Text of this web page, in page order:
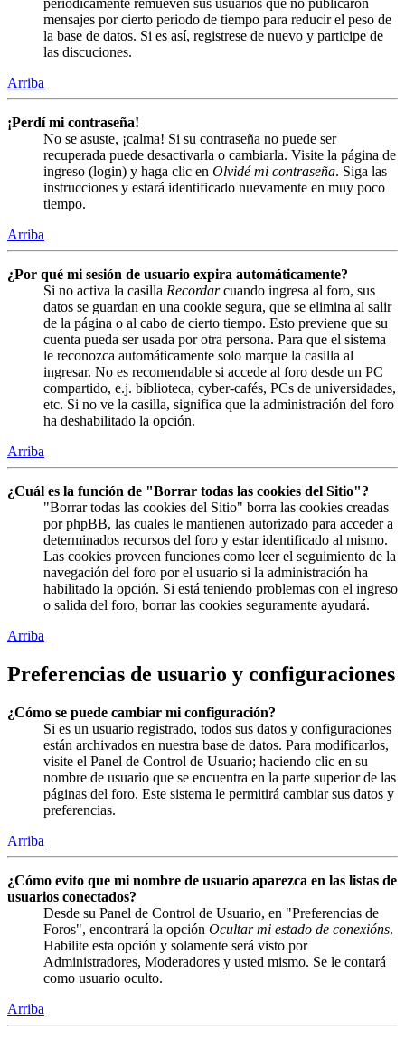
periódicamente remueven sus usuarios que no publicaron
mensajes por cierto periodo de tiempo para reducir el peso de
la base de datos. Si es así, registrese de nuevo y participe de
las discuciones.
Arriba
¡Perdí mi contraseña!
No se asuste, ¡calma! Si su contraseña no puede ser
recuperada puede desactivarla o cambiarla. Visite la página de
ingreso (login) y haga clic en Olvidé mi contraseña. Siga las
instrucciones y estará identificado nuevamente en muy poco
tiempo.
Arriba
¿Por qué mi sesión de usuario expira automáticamente?
Si no activa la casilla Recordarcuando ingresa al foro, sus
datos se guardan en una cookie segura, que se elimina al salir
de la página o al cabo de cierto tiempo. Esto previene que su
cuenta pueda ser usada por otra persona. Para que el sistema
le reconozca automáticamente solo marque la casilla al
ingresar. No es recomendable si accede al foro desde un PC
compartido, e.j. biblioteca, cyber-cafés, PCs de universidades,
etc. Si no ve la casilla, significa que la administración del foro
ha deshabilitado la opción.
Arriba
¿Cuál es la función de "Borrar todas las cookies del Sitio"?
"Borrar todas las cookies del Sitio" borra las cookies creadas
por phpBB, las cuales le mantienen autorizado para acceder a
determinados recursos del foro y estar identificado al mismo.
Las cookies proveen funciones como leer el seguimiento de la
navegación del foro por el usuario si la administración ha
habilitado la opción. Si está teniendo problemas con el ingreso
o salida del foro, borrar las cookies seguramente ayudará.
Arriba
Preferencias de usuario y configuraciones
¿Cómo se puede cambiar mi configuración?
Si es un usuario registrado, todos sus datos y configuraciones
están archivados en nuestra base de datos. Para modificarlos,
visite el Panel de Control de Usuario; haciendo clic en su
nombre de usuario que se encuentra en la parte superior de las
páginas del foro. Este sistema le permitirá cambiar sus datos y
preferencias.
Arriba
¿Cómo evito que mi nombre de usuario aparezca en las listas de
usuarios conectados?
Desde su Panel de Control de Usuario, en "Preferencias de
Foros", encontrará la opción Ocultar mi estado de conexións.
Habilite esta opción y solamente será visto por
Administradores, Moderadores y usted mismo. Se le contará
como usuario oculto.
Arriba